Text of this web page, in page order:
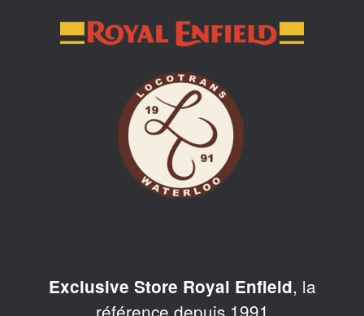
Exclusive Store Royal Enfield, la
référence depuis 1991